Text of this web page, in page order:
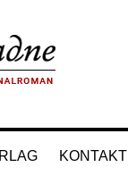
KONTAKT